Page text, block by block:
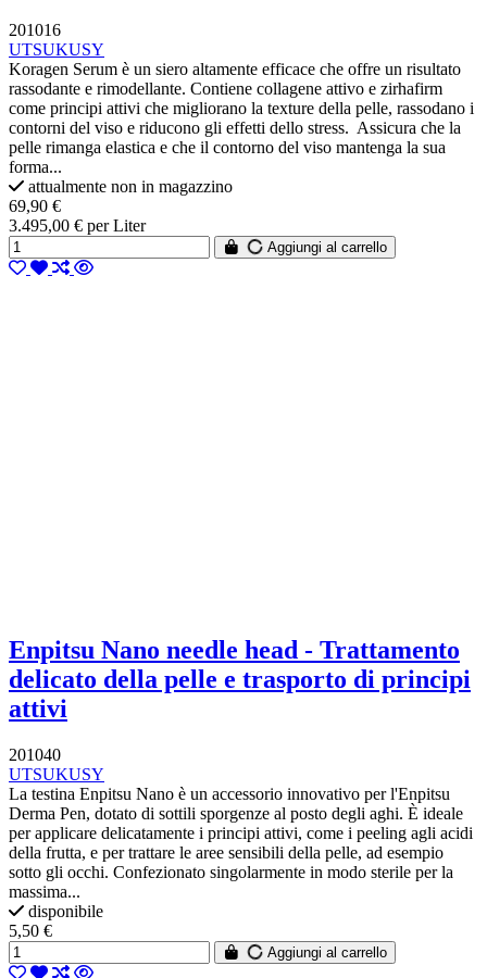
201016
UTSUKUSY
Koragen Serum è un siero altamente efficace che offre un risultato
rassodante e rimodellante. Contiene collagene attivo e zirhafirm
come principi attivi che migliorano la texture della pelle, rassodano i
contorni del viso e riducono gli effetti dello stress. Assicura che la
pelle rimanga elastica e che il contorno del viso mantenga la sua
forma...
attualmente non in magazzino
69,90 €
3.495,00 € per Liter
Aggiungi al carrello
Enpitsu Nano needle head - Trattamento
delicato della pelle e trasporto di principi
attivi
201040
UTSUKUSY
La testina Enpitsu Nano è un accessorio innovativo per l'Enpitsu
Derma Pen, dotato di sottili sporgenze al posto degli aghi. È ideale
per applicare delicatamente i principi attivi, come i peeling agli acidi
della frutta, e per trattare le aree sensibili della pelle, ad esempio
sotto gli occhi. Confezionato singolarmente in modo sterile per la
massima...
disponibile
5,50 €
Aggiungi al carrello